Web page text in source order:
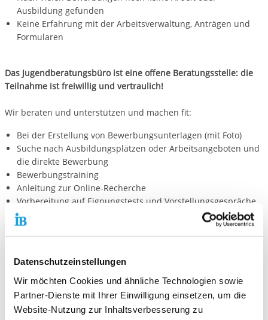
Datenschutzeinstellungen
Wir möchten Cookies und ähnliche Technologien sowie
Partner-Dienste mit Ihrer Einwilligung einsetzen, um die
Website-Nutzung zur Inhaltsverbesserung zu
Ausbildung gefunden
Keine Erfahrung mit der Arbeitsverwaltung, Anträgen und
Formularen
Das Jugendberatungsbüro ist eine offene Beratungsstelle: die
Teilnahme ist freiwillig und vertraulich!
Wir beraten und unterstützen und machen fit:
Bei der Erstellung von Bewerbungsunterlagen (mit Foto)
Suche nach Ausbildungsplätzen oder Arbeitsangeboten und
die direkte Bewerbung
Bewerbungstraining
Anleitung zur Online-Recherche
Vorbereitung auf Eignungstests und Vorstellungsgespräche
Berufswegeplanung und Klärung der Perspektiven
Kompetenzfeststellung
Analyse bisheriger Absagen
Vermittlung an spezialisierte Beratungsstellen
Stärkung der Eigenbemühungen
und Vieles mehr…
Finanziert durch: